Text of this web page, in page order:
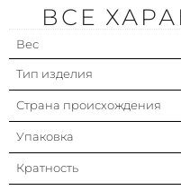
ВСЕ
Вес
Тип изделия
Страна происхождения
Упаковка
Кратность